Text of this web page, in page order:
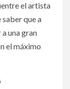
el artista
que a
una gran
el máximo